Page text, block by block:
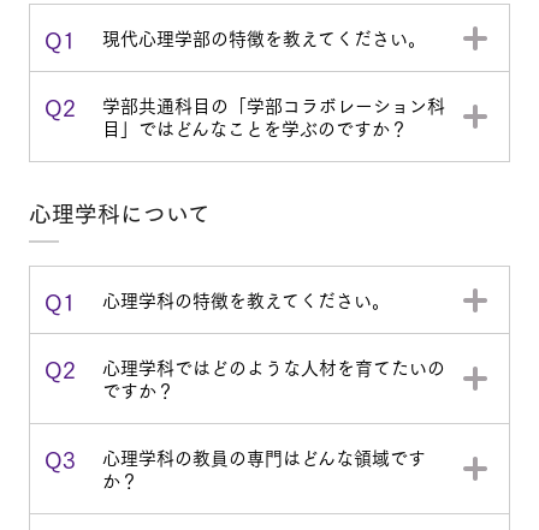
Q1 現代心理学部の特徴を教えてください。
Q2 学部共通科目の「学部コラボレーション科
目」ではどんなことを学ぶのですか？
心理学科について
Q1 心理学科の特徴を教えてください。
Q2 心理学科ではどのような人材を育てたいの
ですか？
Q3 心理学科の教員の専門はどんな領域です
か？